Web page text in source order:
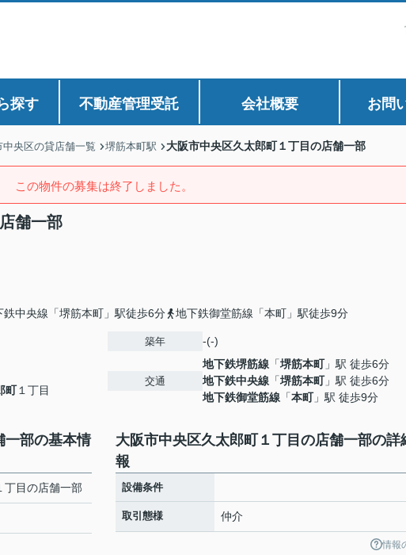
探す 不動産管理受託 会社概要 お問
中央区の貸店舗一覧 堺筋本町駅 大阪市中央区久太郎町１丁目の店舗一部
この物件の募集は終了しました。
舗一部
鉄中央線「堺筋本町」駅徒歩6分 地下鉄御堂筋線「本町」駅徒歩9分
町１丁目
築年 -(-)
交通
地下鉄堺筋線 「堺筋本町」駅 徒歩6分
地下鉄中央線 「堺筋本町」駅 徒歩6分
地下鉄御堂筋線 「本町」駅 徒歩9分
一部の基本情
丁目の店舗一部
大阪市中央区久太郎町１丁目の店舗一部の詳
報
設備条件
取引態様 仲介
情報